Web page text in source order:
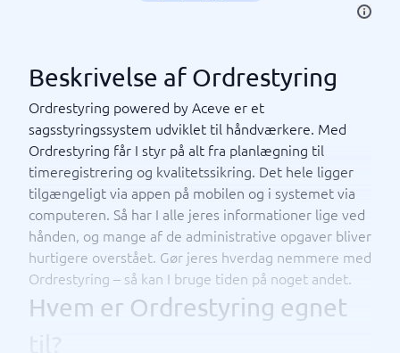
Beskrivelse af Ordrestyring
Ordrestyring powered by Aceve er et
sagsstyringssystem udviklet til håndværkere. Med
Ordrestyring får I styr på alt fra planlægning til
timeregistrering og kvalitetssikring. Det hele ligger
tilgængeligt via appen på mobilen og i systemet via
computeren. Så har I alle jeres informationer lige ved
hånden, og mange af de administrative opgaver bliver
hurtigere overstået. Gør jeres hverdag nemmere med
Ordrestyring – så kan I bruge tiden på noget andet.
Hvem er Ordrestyring egnet